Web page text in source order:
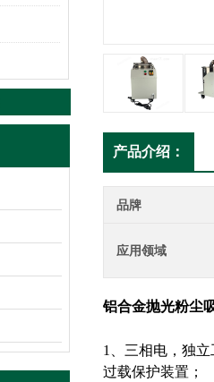
产品介绍：
品牌
应用领域
铝合金抛光粉尘
1、三相电，独
过载保护装置；